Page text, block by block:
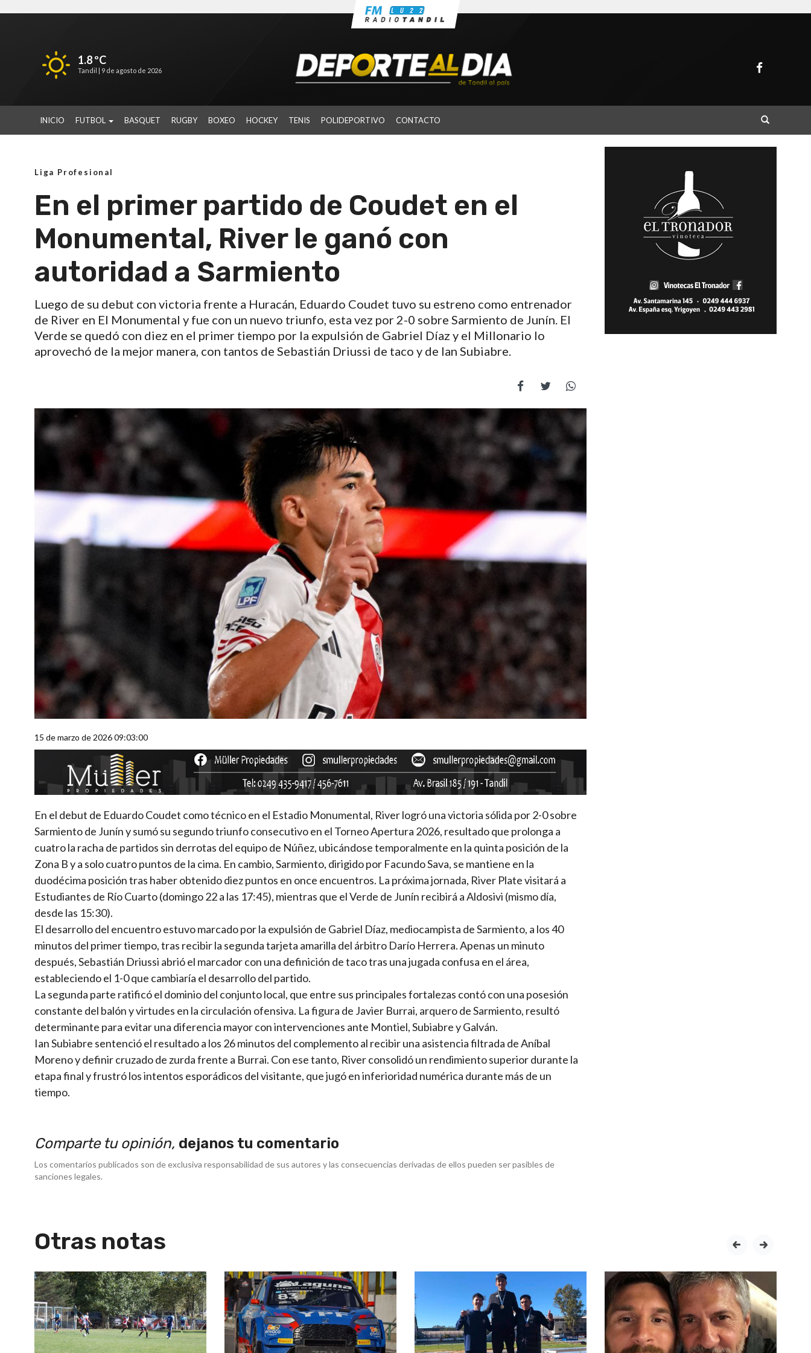
1.8 ºC
Tandil | 9 de agosto de 2026
INICIO FUTBOL BASQUET RUGBY BOXEO HOCKEY TENIS POLIDEPORTIVO CONTACTO
Liga Profesional
En el primer partido de Coudet en el
Monumental, River le ganó con
autoridad a Sarmiento
Luego de su debut con victoria frente a Huracán, Eduardo Coudet tuvo su estreno como entrenador
de River en El Monumental y fue con un nuevo triunfo, esta vez por 2-0 sobre Sarmiento de Junín. El
Verde se quedó con diez en el primer tiempo por la expulsión de Gabriel Díaz y el Millonario lo
aprovechó de la mejor manera, con tantos de Sebastián Driussi de taco y de Ian Subiabre.
15 de marzo de 2026 09:03:00
En el debut de Eduardo Coudet como técnico en el Estadio Monumental, River logró una victoria sólida por 2-0 sobre
Sarmiento de Junín y sumó su segundo triunfo consecutivo en el Torneo Apertura 2026, resultado que prolonga a
cuatro la racha de partidos sin derrotas del equipo de Núñez, ubicándose temporalmente en la quinta posición de la
Zona B y a solo cuatro puntos de la cima. En cambio, Sarmiento, dirigido por Facundo Sava, se mantiene en la
duodécima posición tras haber obtenido diez puntos en once encuentros. La próxima jornada, River Plate visitará a
Estudiantes de Río Cuarto (domingo 22 a las 17:45), mientras que el Verde de Junín recibirá a Aldosivi (mismo día,
desde las 15:30).
El desarrollo del encuentro estuvo marcado por la expulsión de Gabriel Díaz, mediocampista de Sarmiento, a los 40
minutos del primer tiempo, tras recibir la segunda tarjeta amarilla del árbitro Darío Herrera. Apenas un minuto
después, Sebastián Driussi abrió el marcador con una definición de taco tras una jugada confusa en el área,
estableciendo el 1-0 que cambiaría el desarrollo del partido.
La segunda parte ratificó el dominio del conjunto local, que entre sus principales fortalezas contó con una posesión
constante del balón y virtudes en la circulación ofensiva. La figura de Javier Burrai, arquero de Sarmiento, resultó
determinante para evitar una diferencia mayor con intervenciones ante Montiel, Subiabre y Galván.
Ian Subiabre sentenció el resultado a los 26 minutos del complemento al recibir una asistencia filtrada de Aníbal
Moreno y definir cruzado de zurda frente a Burrai. Con ese tanto, River consolidó un rendimiento superior durante la
etapa final y frustró los intentos esporádicos del visitante, que jugó en inferioridad numérica durante más de un
tiempo.
Comparte tu opinión, dejanos tu comentario
Los comentarios publicados son de exclusiva responsabilidad de sus autores y las consecuencias derivadas de ellos pueden ser pasibles de
sanciones legales.
Otras notas prev next